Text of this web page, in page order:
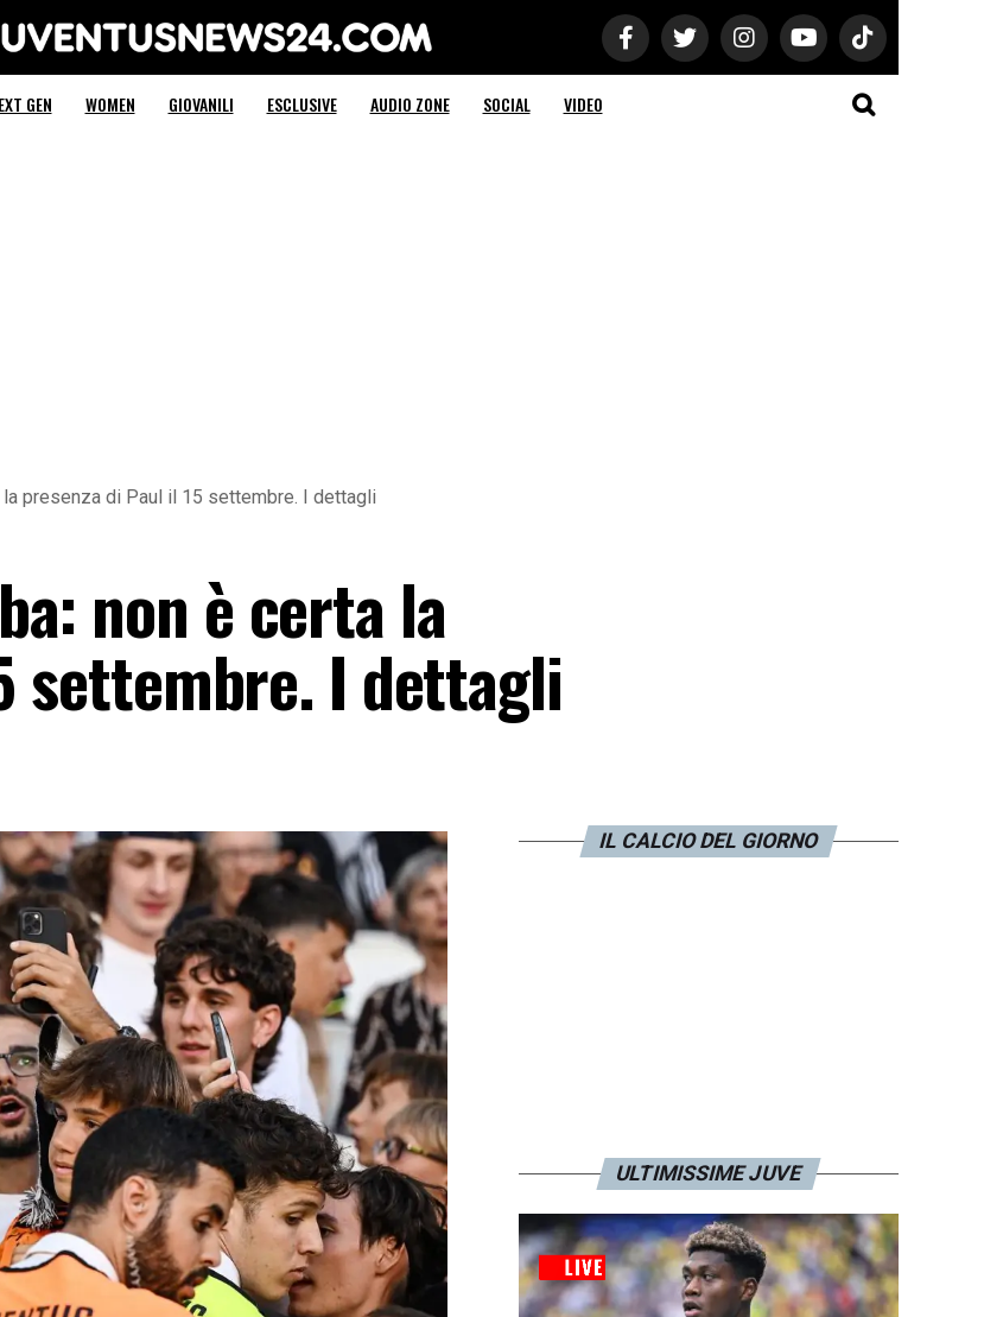
Juventus News 24
GEN WOMEN GIOVANILI ESCLUSIVE AUDIO ZONE SOCIAL VIDEO
presenza di Paul il 15 settembre. I dettagli
non è certa la
settembre. I dettagli
IL CALCIO DEL GIORNO
ULTIMISSIME JUVE